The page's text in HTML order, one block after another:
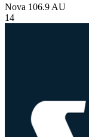
Nova 106.9 AU
14